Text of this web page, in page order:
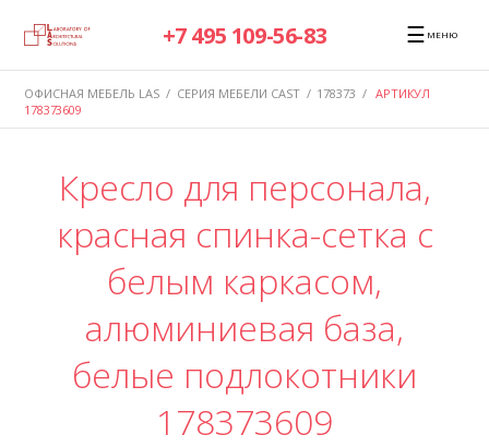
+7 495 109-56-83 ☰ МЕНЮ
ОФИСНАЯ МЕБЕЛЬ LAS / СЕРИЯ МЕБЕЛИ CAST / 178373 / АРТИКУЛ
178373609
Кресло для персонала,
красная спинка-сетка с
белым каркасом,
алюминиевая база,
белые подлокотники
178373609